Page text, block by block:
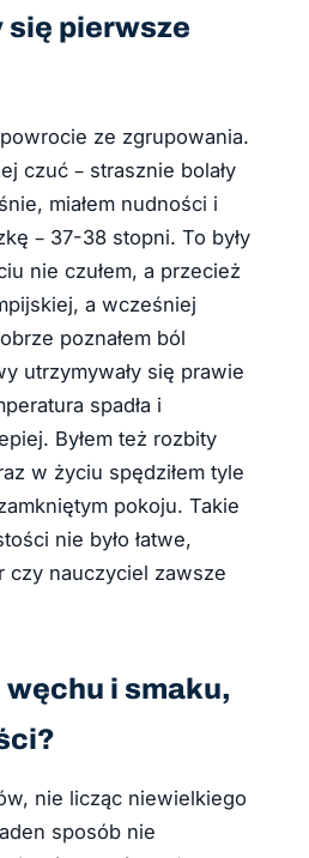
się pierwsze
ze zgrupowania.
czuć – strasznie bolały
miałem nudności i
– 37-38 stopni. To były
nie czułem, a przecież
a wcześniej
poznałem ból
utrzymywały się prawie
spadła i
Byłem też rozbity
w życiu spędziłem tyle
pokoju. Takie
nie było łatwe,
czy nauczyciel zawsze
węchu i smaku,
nie licząc niewielkiego
sposób nie